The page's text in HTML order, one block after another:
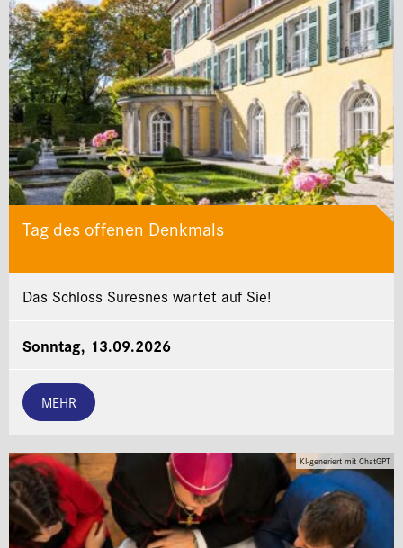
Tag des offenen Denkmals
Das Schloss Suresnes wartet auf Sie!
Sonntag, 13.09.2026
MEHR
KI-generiert mit ChatGPT